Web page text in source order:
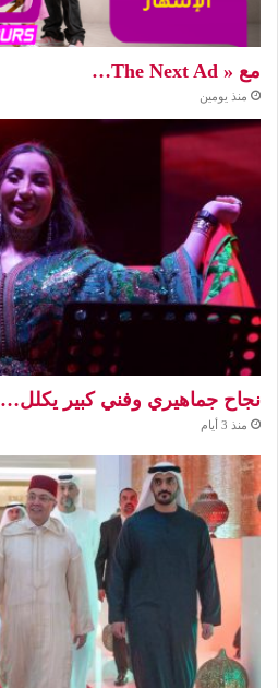
مع « The Next Ad…
منذ يومين
نجاح جماهيري وفني كبير يكلل…
منذ 3 أيام